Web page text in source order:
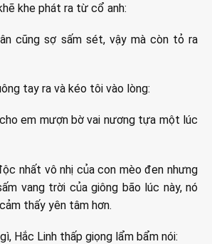
khe phát ra từ cổ anh:
cũng sợ sấm sét, vậy mà còn tỏ ra
tay ra và kéo tôi vào lòng:
em mượn bờ vai nương tựa một lúc
nhất vô nhị của con mèo đen nhưng
vang trời của giông bão lúc này, nó
thấy yên tâm hơn.
Hắc Linh thấp giọng lẩm bẩm nói: